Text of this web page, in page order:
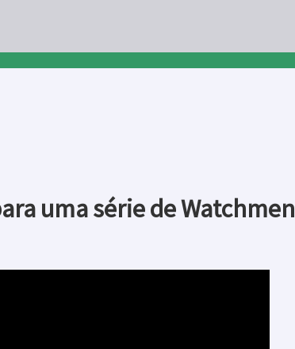
uma série de Watchmen